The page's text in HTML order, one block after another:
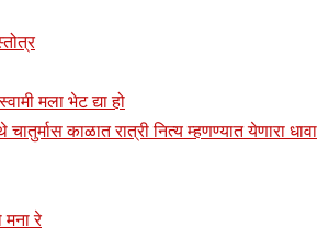
मला भेट द्या हो
काळात रात्री नित्य म्हणण्यात येणारा धावा
मना रे